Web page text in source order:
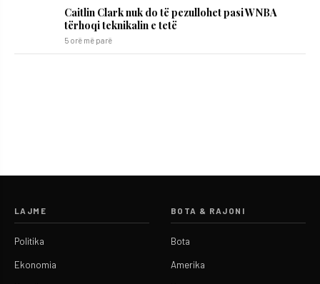
Caitlin Clark nuk do të pezullohet pasi WNBA
tërhoqi teknikalin e tetë
5 orë më parë
LAJME
Politika
Ekonomia
BOTA & RAJONI
Bota
Amerika